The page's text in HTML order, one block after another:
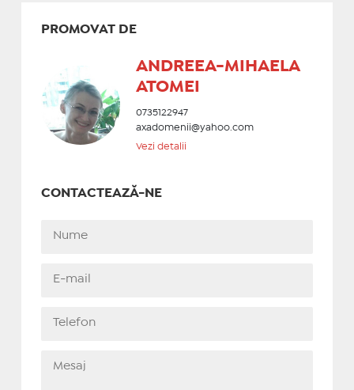
PROMOVAT DE
ANDREEA-MIHAELA
ATOMEI
0735122947
axadomenii@yahoo.com
Vezi detalii
CONTACTEAZĂ-NE